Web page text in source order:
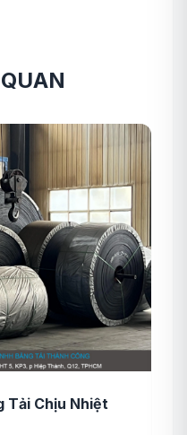
Tải Chịu Nhiệt